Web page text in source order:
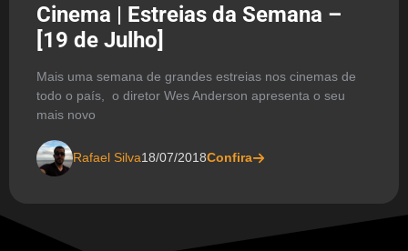
Cinema | Estreias da Semana –
[19 de Julho]
Mais uma semana de grandes estreias nos cinemas de
todo o país, o diretor Wes Anderson apresenta o seu
mais novo
Rafael Silva18/07/2018Confira